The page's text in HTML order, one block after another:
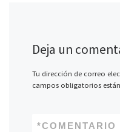
Deja un
Tu dirección de correo
campos obligatorios
COMENTARIO
*